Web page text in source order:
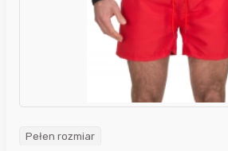
Pełen rozmiar